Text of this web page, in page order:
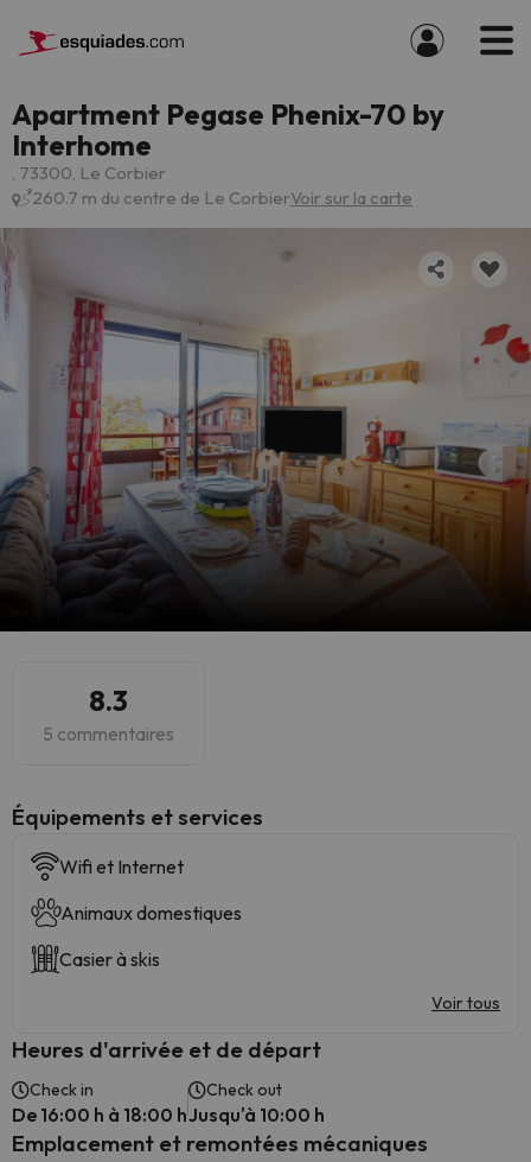
Apartment Pegase Phenix-70 by
Interhome
, 73300, Le Corbier
260.7 m du centre de Le CorbierVoir sur la carte
8.3
5 commentaires
​Équipements et services
Wifi et Internet
Animaux domestiques
Casier à skis
Voir tous
Heures d'arrivée et de départ
Check in
De 16:00 h à 18:00 h
Check out
Jusqu'à 10:00 h
Emplacement et remontées mécaniques